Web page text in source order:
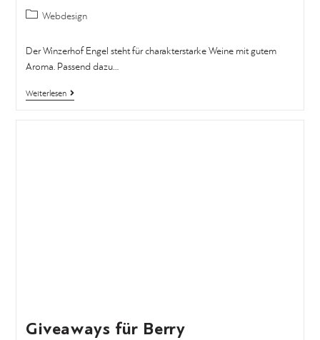
Webdesign
Der Winzerhof Engel steht für charakterstarke Weine mit gutem
Aroma. Passend dazu…
Weiterlesen
Giveaways für Berry